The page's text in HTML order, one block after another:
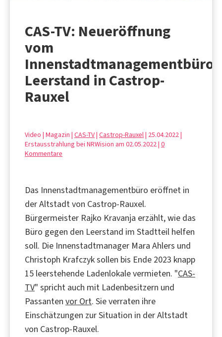
CAS-TV: Neueröffnung
vom
Innenstadtmanagementbüro,
Leerstand in Castrop-
Rauxel
Video | Magazin | CAS-TV| Castrop-Rauxel| 25.04.2022 |
Erstausstrahlung bei NRWision am 02.05.2022 | 0
Kommentare
Das Innenstadtmanagementbüro eröffnet in
der Altstadt von Castrop-Rauxel.
Bürgermeister Rajko Kravanja erzählt, wie das
Büro gegen den Leerstand im Stadtteil helfen
soll. Die Innenstadtmanager Mara Ahlers und
Christoph Krafczyk sollen bis Ende 2023 knapp
15 leerstehende Ladenlokale vermieten. "CAS-
TV" spricht auch mit Ladenbesitzern und
Passanten vor Ort. Sie verraten ihre
Einschätzungen zur Situation in der Altstadt
von Castrop-Rauxel.